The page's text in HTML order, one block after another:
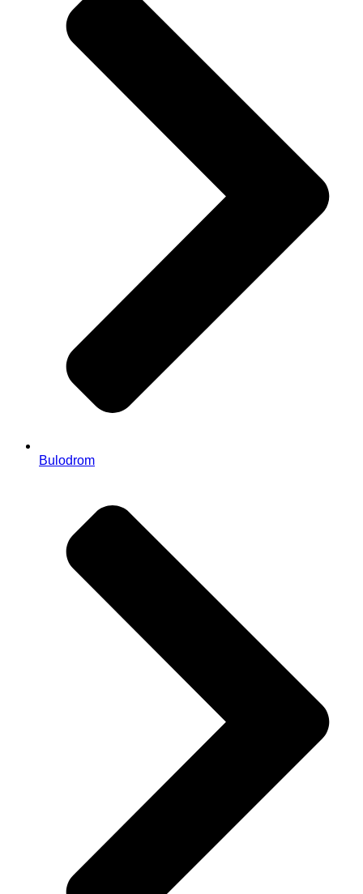
Bulodrom